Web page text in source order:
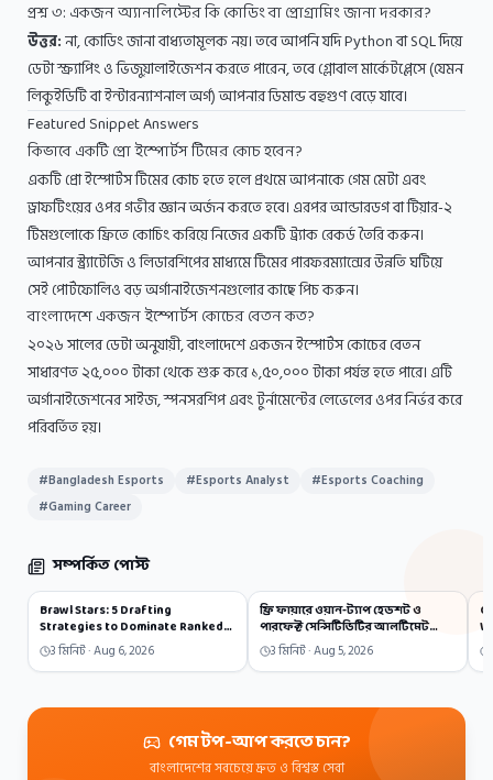
প্রশ্ন ৩: একজন অ্যানালিস্টের কি কোডিং বা প্রোগ্রামিং জানা দরকার?
উত্তর:না, কোডিং জানা বাধ্যতামূলক নয়। তবে আপনি যদি Python বা SQL দিয়ে
ডেটা স্ক্র্যাপিং ও ভিজুয়ালাইজেশন করতে পারেন, তবে গ্লোবাল মার্কেটপ্লেসে (যেমন
লিকুইডিটি বা ইন্টারন্যাশনাল অর্গ) আপনার ডিমান্ড বহুগুণ বেড়ে যাবে।
Featured Snippet Answers
কিভাবে একটি প্রো ইস্পোর্টস টিমের কোচ হবেন?
একটি প্রো ইস্পোর্টস টিমের কোচ হতে হলে প্রথমে আপনাকে গেম মেটা এবং
ড্রাফটিংয়ের ওপর গভীর জ্ঞান অর্জন করতে হবে। এরপর আন্ডারডগ বা টিয়ার-২
টিমগুলোকে ফ্রিতে কোচিং করিয়ে নিজের একটি ট্র্যাক রেকর্ড তৈরি করুন।
আপনার স্ট্র্যাটেজি ও লিডারশিপের মাধ্যমে টিমের পারফরম্যান্সের উন্নতি ঘটিয়ে
সেই পোর্টফোলিও বড় অর্গানাইজেশনগুলোর কাছে পিচ করুন।
বাংলাদেশে একজন ইস্পোর্টস কোচের বেতন কত?
২০২৬ সালের ডেটা অনুযায়ী, বাংলাদেশে একজন ইস্পোর্টস কোচের বেতন
সাধারণত ২৫,০০০ টাকা থেকে শুরু করে ১,৫০,০০০ টাকা পর্যন্ত হতে পারে। এটি
অর্গানাইজেশনের সাইজ, স্পনসরশিপ এবং টুর্নামেন্টের লেভেলের ওপর নির্ভর করে
পরিবর্তিত হয়।
#Bangladesh Esports #Esports Analyst #Esports Coaching
#Gaming Career
সম্পর্কিত পোস্ট
Brawl Stars: 5 Drafting
Strategies to Dominate Ranked
Solo Queue
3মিনিট ·Aug 6, 2026
ফ্রি ফায়ারে ওয়ান-ট্যাপ হেডশট ও
পারফেক্ট সেন্সিটিভিটির আলটিমেট
গাইড
3মিনিট ·Aug 5, 2026
গেম টপ-আপ করতে চান?
বাংলাদেশের সবচেয়ে দ্রুত ও বিশ্বস্ত সেবা